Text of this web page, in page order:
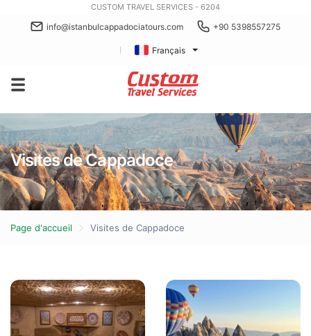
CUSTOM TRAVEL SERVICES - 6204
info@istanbulcappadociatours.com +90 5398557275
Français
Visites de Cappadoce
Page d'accueil Visites de Cappadoce